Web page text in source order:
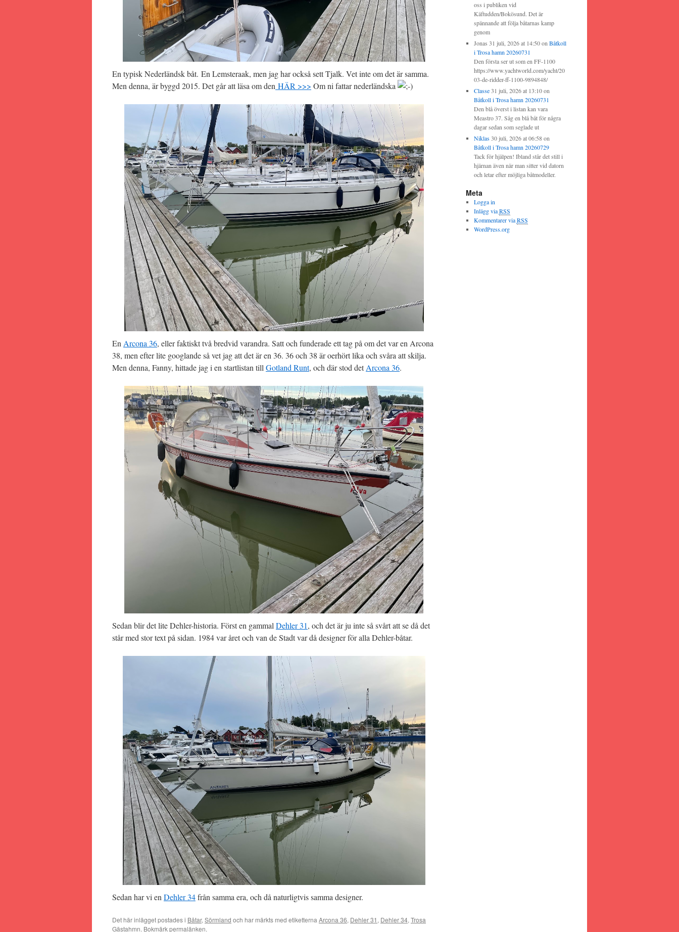
En typisk Nederländsk båt. En Lemsteraak, men jag har också sett Tjalk. Vet inte om det är samma.
Men denna, är byggd 2015. Det går att läsa om den HÄR >>> Om ni fattar nederländska
En Arcona 36, eller faktiskt två bredvid varandra. Satt och funderade ett tag på om det var en Arcona
38, men efter lite googlande så vet jag att det är en 36. 36 och 38 är oerhört lika och svåra att skilja.
Men denna, Fanny, hittade jag i en startlistan till Gotland Runt, och där stod detArcona 36.
Sedan blir det lite Dehler-historia. Först en gammal Dehler 31, och det är ju inte så svårt att se då det
står med stor text på sidan. 1984 var året och van de Stadt var då designer för alla Dehler-båtar.
Sedan har vi en Dehler 34från samma era, och då naturligtvis samma designer.
Det här inlägget postades i Båtar, Sörmland och har märkts med etiketterna Arcona 36, Dehler 31 , Dehler 34, Trosa
Gästahmn. Bokmärkpermalänken.
oss i publiken vid
Käftudden/Bokösund. Det är
spännande att följa båtarnas kamp
genom
Jonas 31 juli, 2026 at 14:50on Båtkoll
i Trosa hamn 20260731
Den första ser ut som en FF-1100
https://www.yachtworld.com/yacht/20
03-de-ridder-ff-1100-9894848/
Classe31 juli, 2026 at 13:10on
Båtkoll i Trosa hamn 20260731
Den blå överst i listan kan vara
Meastro 37. Såg en blå båt för några
dagar sedan som seglade ut
Niklas30 juli, 2026 at 06:58on
Båtkoll i Trosa hamn 20260729
Tack för hjälpen! Ibland står det still i
hjärnan även när man sitter vid datorn
och letar efter möjliga båtmodeller.
Meta
Logga in
Inlägg viaRSS
Kommentarer viaRSS
WordPress.org